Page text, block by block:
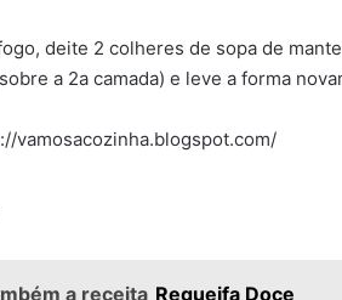
deite 2 colheres de sopa de
a 2a camada) e leve a forma
vamosacozinha.blogspot.com/
a receita Regueifa Doce